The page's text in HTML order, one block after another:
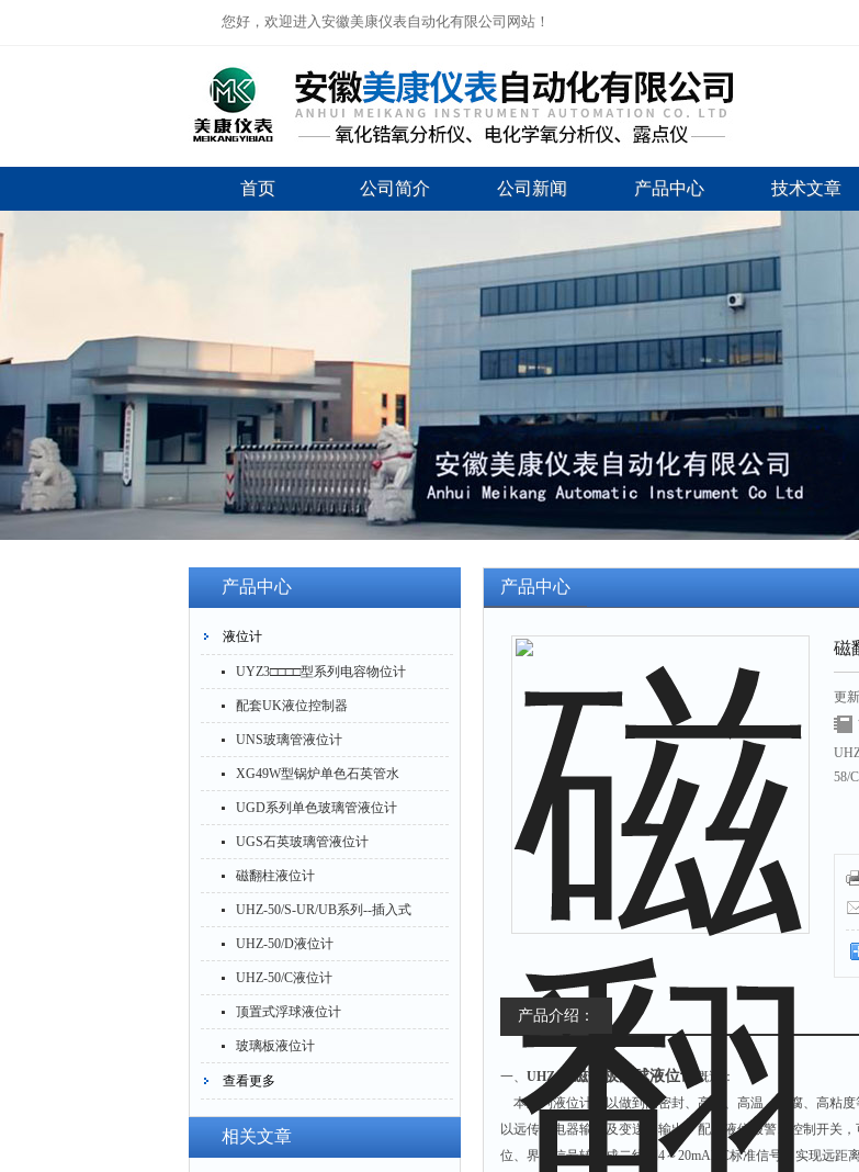
您好，欢迎进入安徽美康仪表自动化有限公司网站！
首页 公司简介 公司新闻 产品中心 技术文章
产品中心
液位计
UYZ3□□□□型系列电容物位计
配套UK液位控制器
UNS玻璃管液位计
XG49W型锅炉单色石英管水
位计
UGD系列单色玻璃管液位计
UGS石英玻璃管液位计
磁翻柱液位计
UHZ-50/S-UR/UB系列--插入式
磁性浮球液位变送器
UHZ-50/D液位计
UHZ-50/C液位计
顶置式浮球液位计
玻璃板液位计
查看更多
相关文章
产品中心
磁
更
58/
产品介绍：
一、 UHZ-58 磁翻板浮球液位计
概述：
本系列液位计可以做到高密封、高压、高温、防腐、高粘
以远传继电器输出及变送器输出。配上液位报警、控制开关
位、界位信号转换成二线制4～20mADC标准信号，实现远